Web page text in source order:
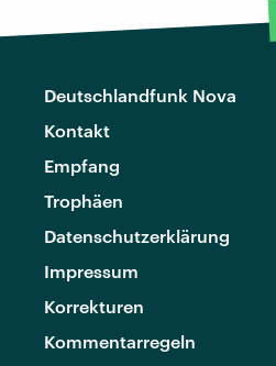
Deutschlandfunk Nova
Kontakt
Empfang
Trophäen
Datenschutzerklärung
Impressum
Korrekturen
Kommentarregeln